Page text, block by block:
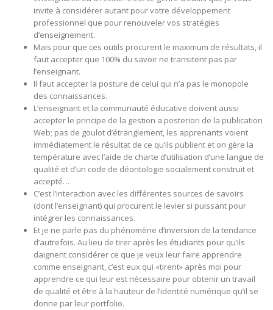
invite à considérer autant pour votre développement
professionnel que pour renouveler vos stratégies
d’enseignement.
Mais pour que ces outils procurent le maximum de résultats, il
faut accepter que 100% du savoir ne transitent pas par
l’enseignant.
Il faut accepter la posture de celui qui n’a pas le monopole
des connaissances.
L’enseignant et la communauté éducative doivent aussi
accepter le principe de la gestion a posteriori de la publication
Web; pas de goulot d’étranglement, les apprenants voient
immédiatement le résultat de ce qu’ils publient et on gère la
température avec l’aide de charte d’utilisation d’une langue de
qualité et d’un code de déontologie socialement construit et
accepté…
C’est l’interaction avec les différentes sources de savoirs
(dont l’enseignant) qui procurent le levier si puissant pour
intégrer les connaissances.
Et je ne parle pas du phénomène d’inversion de la tendance
d’autrefois. Au lieu de tirer après les étudiants pour qu’ils
daignent considérer ce que je veux leur faire apprendre
comme enseignant, c’est eux qui «tirent» après moi pour
apprendre ce qui leur est nécessaire pour obtenir un travail
de qualité et être à la hauteur de l’identité numérique qu’il se
donne par leur portfolio.